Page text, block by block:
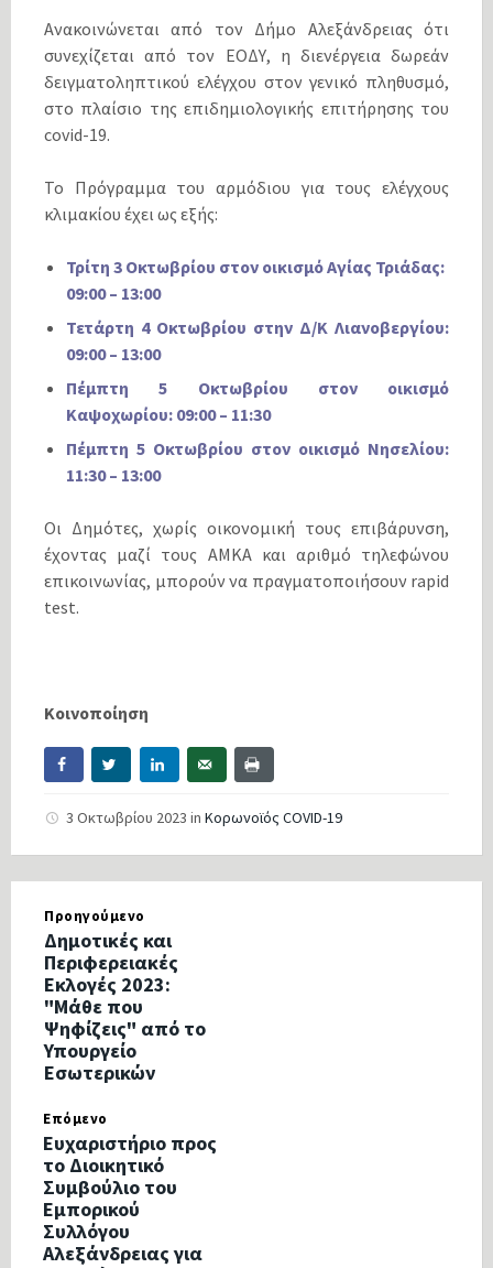
Ανακοινώνεται από τον Δήμο Αλεξάνδρειας ότι
συνεχίζεται από τον ΕΟΔΥ, η διενέργεια δωρεάν
δειγματοληπτικού ελέγχου στον γενικό πληθυσμό,
στο πλαίσιο της επιδημιολογικής επιτήρησης του
covid-19.
Το Πρόγραμμα του αρμόδιου για τους ελέγχους
κλιμακίου έχει ως εξής:
Τρίτη 3 Οκτωβρίου στον οικισμό Αγίας Τριάδας:
09:00 – 13:00
Τετάρτη 4 Οκτωβρίου στην Δ/Κ Λιανοβεργίου:
09:00 – 13:00
Πέμπτη 5 Οκτωβρίου στον οικισμό
Καψοχωρίου: 09:00 – 11:30
Πέμπτη 5 Οκτωβρίου στον οικισμό Νησελίου:
11:30 – 13:00
Οι Δημότες, χωρίς οικονομική τους επιβάρυνση,
έχοντας μαζί τους ΑΜΚΑ και αριθμό τηλεφώνου
επικοινωνίας, μπορούν να πραγματοποιήσουν rapid
test.
Κοινοποίηση
3 Οκτωβρίου 2023 in Κορωνοϊός COVID-19
Προηγούμενο
Δημοτικές και
Περιφερειακές
Εκλογές 2023:
"Μάθε που
Ψηφίζεις" από το
Υπουργείο
Εσωτερικών
Επόμενο
Ευχαριστήριο προς
το Διοικητικό
Συμβούλιο του
Εμπορικού
Συλλόγου
Αλεξάνδρειας για